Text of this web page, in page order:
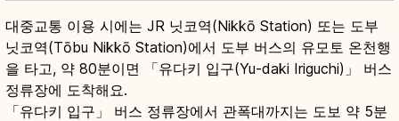
대중교통 이용 시에는 JR 닛코역(Nikkō Station) 또는 도부
닛코역(Tōbu Nikkō Station)에서 도부 버스의 유모토 온천행
을 타고, 약 80분이면 「유다키 입구(Yu-daki Iriguchi)」 버스
정류장에 도착해요.
「유다키 입구」 버스 정류장에서 관폭대까지는 도보 약 5분